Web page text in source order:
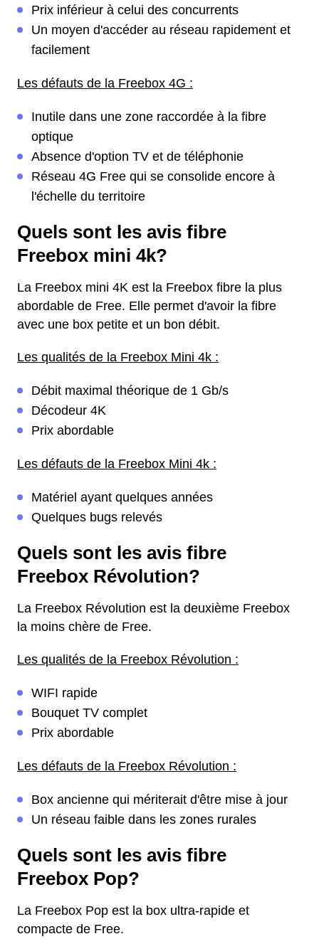
Prix inférieur à celui des concurrents
Un moyen d'accéder au réseau rapidement et
facilement
Les défauts de la Freebox 4G :
Inutile dans une zone raccordée à la fibre
optique
Absence d'option TV et de téléphonie
Réseau 4G Free qui se consolide encore à
l'échelle du territoire
Quels sont les avis fibre
Freebox mini 4k?
La Freebox mini 4K est la Freebox fibre la plus
abordable de Free. Elle permet d'avoir la fibre
avec une box petite et un bon débit.
Les qualités de la Freebox Mini 4k :
Débit maximal théorique de 1 Gb/s
Décodeur 4K
Prix abordable
Les défauts de la Freebox Mini 4k :
Matériel ayant quelques années
Quelques bugs relevés
Quels sont les avis fibre
Freebox Révolution?
La Freebox Révolution est la deuxième Freebox
la moins chère de Free.
Les qualités de la Freebox Révolution :
WIFI rapide
Bouquet TV complet
Prix abordable
Les défauts de la Freebox Révolution :
Box ancienne qui mériterait d'être mise à jour
Un réseau faible dans les zones rurales
Quels sont les avis fibre
Freebox Pop?
La Freebox Pop est la box ultra-rapide et
compacte de Free.